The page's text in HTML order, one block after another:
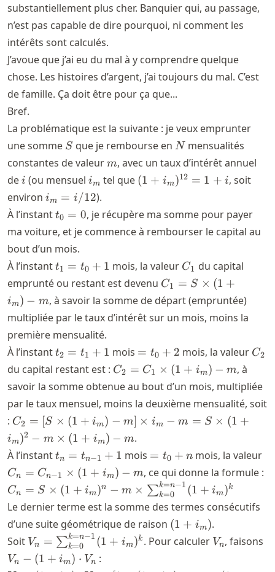
substantiellement plus cher. Banquier qui, au passage,
n’est pas capable de dire pourquoi, ni comment les
intérêts sont calculés.
J’avoue que j’ai eu du mal à y comprendre quelque
chose. Les histoires d’argent, j’ai toujours du mal. C’est
de famille. Ça doit être pour ça que...
Bref.
La problématique est la suivante : je veux emprunter
une somme S
S que je rembourse enN
N mensualités
constantes de valeurm
m, avec un taux d’intérêt annuel
dei
i (ou mensuel i_m
im tel que (1+i_m)^{12}
(1 + im)12 = 1 + i, soit
environ i_m
=
i/12
im = i/12).
À l’instantt_0=0
t0 = 0, je récupère ma somme pour payer
ma voiture, et je commence à rembourser le capital au
bout d’un mois.
À l’instantt_1
=
+
1
t1 = t0 + 1 mois, la valeur C_1
C1 du capital
emprunté ou restant est devenu C_1 = S
\times
(1+i_m)
- m
C1 = S × (1 +
im) − m, à savoir la somme de départ (empruntée)
multipliée par le taux d’intérêt sur un mois, moins la
première mensualité.
À l’instantt_2
=
+
1
t2 = t1 + 1 mois =t_0+2
= t0 + 2 mois, la valeur C_2
C2
du capital restant est : C_2 =
C_1
(1+i_m)
- m
C2 = C1 × (1 + im) − m, à
savoir la somme obtenue au bout d’un mois, multipliée
par le taux mensuel, moins la deuxième mensualité, soit
: C_2 = [S
\times
(1+i_m) -
m] \times
i_m - m =
S \times
(1+i_m)^2
- m \times
(1+i_m) -
m
C2 = [S × (1 + im) − m] × im − m = S × (1 +
im)2 − m × (1 + im) − m.
À l’instantt_n
t_{n-
1} +
1
tn = tn−1 + 1 mois =
t_0
+
n
= t0 + n mois, la valeur
Cn = Cn−1 × (1 + im) − m, ce qui donne la formule :
C_n = S \times
(1+i_m)^n - m
\sum_{k=0}^{k=n-
1} (1+i_m)^k
Cn = S × (1 + im)n − m × ∑k=0
k=n−1 (1 + im)k
Le dernier terme est la somme des termes consécutifs
d’une suite géométrique de raison (1+i_m)
(1 + im).
Soit V_n =
\sum_{k=0}^{k=n-
1} (1+i_m)^k
Vn = ∑k=0
k=n−1 (1 + im)k . Pour calculer V_n
Vn, faisons
Vn − (1 + im) ⋅ Vn :